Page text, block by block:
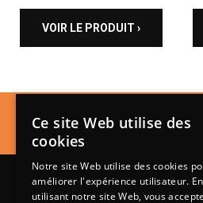
VOIR LE PRODUIT ›
Un produit vous
intéresse ?
Ce site Web utilise des
cookies
Notre site Web utilise des cookies
améliorer l'expérience utilisateur. En
utilisant notre site Web, vous